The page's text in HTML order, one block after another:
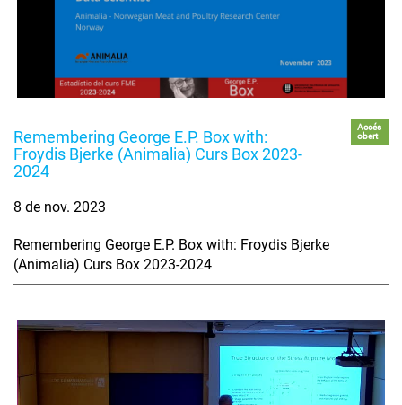
Remembering George E.P. Box with:
Froydis Bjerke (Animalia) Curs Box 2023-
2024
Accés
obert
8 de nov. 2023
Remembering George E.P. Box with: Froydis Bjerke
(Animalia) Curs Box 2023-2024